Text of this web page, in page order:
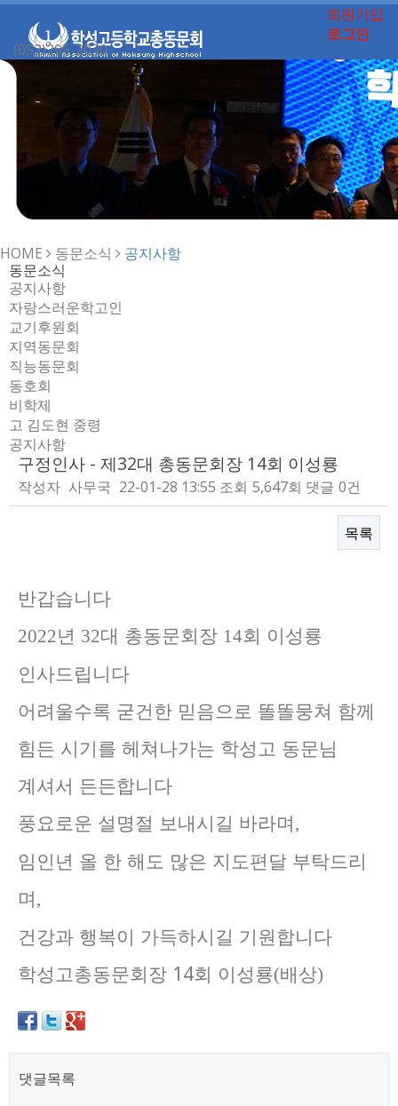
navigation
회원가입
로그인
(052)295-2030
HOME 동문소식
공지사항
동문소식
공지사항
자랑스러운학고인
교기후원회
지역동문회
직능동문회
동호회
비학제
고 김도현 중령
공지사항
구정인사 - 제32대 총동문회장 14회 이성룡
작성자 사무국 22-01-28 13:55 조회 5,647회 댓글 0건
목록
반갑습니다
2022년 32대 총동문회장 14회 이성룡
인사드립니다
어려울수록 굳건한 믿음으로 똘똘뭉쳐 함께
힘든 시기를 헤쳐나가는 학성고 동문님
계셔서 든든합니다
풍요로운 설명절 보내시길 바라며,
임인년 올 한 해도 많은 지도편달 부탁드리
며,
건강과 행복이 가득하시길 기원합니다
학성고총동문회장 14회 이성룡(배상)
댓글목록